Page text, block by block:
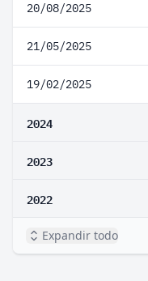
20/08/2025
21/05/2025
19/02/2025
2024
2023
2022
Expandir todo